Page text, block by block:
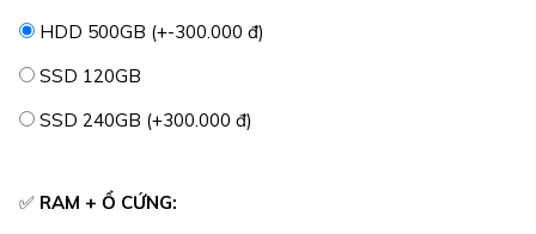
HDD 500GB (+-300.000 đ)
SSD 120GB
SSD 240GB (+300.000 đ)
✅ RAM + Ổ CỨNG: